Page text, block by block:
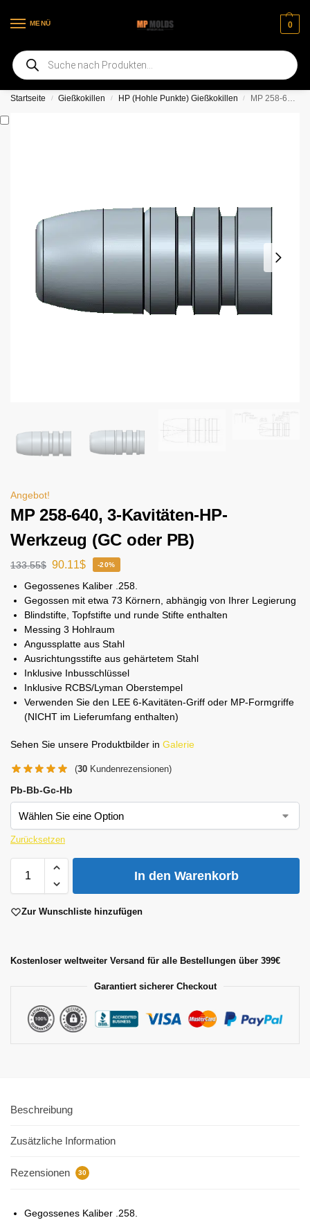
MENÜ 0
Willkommen auf unserer neuen Webseite
Startseite / Gießkokillen / HP (Hohle Punkte) Gießkokillen / MP 258-640, 3-Kavitäten-HP-Werkzeug (GC oder PB)
Angebot!
MP 258-640, 3-Kavitäten-HP-
Werkzeug (GC oder PB)
133.55$ 90.11$ -20%
Gegossenes Kaliber .258.
Gegossen mit etwa 73 Körnern, abhängig von Ihrer Legierung
Blindstifte, Topfstifte und runde Stifte enthalten
Messing 3 Hohlraum
Angussplatte aus Stahl
Ausrichtungsstifte aus gehärtetem Stahl
Inklusive Inbusschlüssel
Inklusive RCBS/Lyman Oberstempel
Verwenden Sie den LEE 6-Kavitäten-Griff oder MP-Formgriffe
(NICHT im Lieferumfang enthalten)
Sehen Sie unsere Produktbilder in Galerie
(30 Kundenrezensionen)
Pb-Bb-Gc-Hb
Zurücksetzen
In den Warenkorb
Zur Wunschliste hinzufügen
Kostenloser weltweiter Versand für alle Bestellungen über 399€
Garantiert sicherer Checkout
Beschreibung
Zusätzliche Information
Rezensionen 30
Gegossenes Kaliber .258.